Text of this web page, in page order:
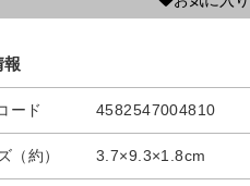
報
ード 4582547004810
（約） 3.7×9.3×1.8cm